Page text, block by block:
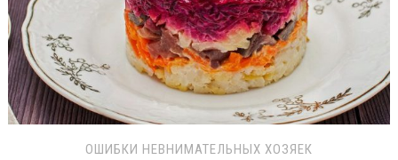
ОШИБКИ НЕВНИМАТЕЛЬНЫХ ХОЗЯЕК